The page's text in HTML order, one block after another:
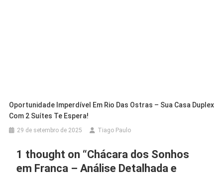
Oportunidade Imperdível Em Rio Das Ostras – Sua Casa Duplex
Com 2 Suítes Te Espera!
29 de setembro de 2025 Tiago Paulo
1 thought on “Chácara dos Sonhos
em Franca – Análise Detalhada e